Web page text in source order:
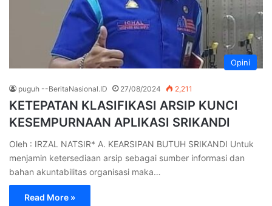
Opini
puguh --BeritaNasional.ID 27/08/2024 2,211
KETEPATAN KLASIFIKASI ARSIP KUNCI
KESEMPURNAAN APLIKASI SRIKANDI
Oleh : IRZAL NATSIR* A. KEARSIPAN BUTUH SRIKANDI Untuk
menjamin ketersediaan arsip sebagai sumber informasi dan
bahan akuntabilitas organisasi maka…
Read More »